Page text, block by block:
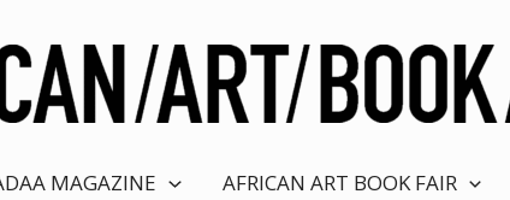
MAGAZINE AFRICAN ART BOOK FAIR